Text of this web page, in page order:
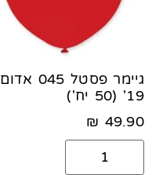
גיימר פסטל 045 אדום
19' (50 יח')
49.90
₪